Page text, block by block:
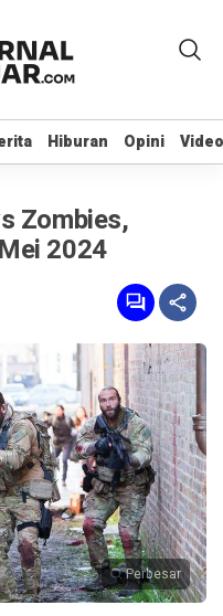
Hiburan Opini Video
Hiburan Opini Video
Zombies,
2024
Perbesar